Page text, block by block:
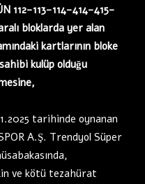
112-113-114-414-415-
bloklarda yer alan
kartlarının bloke
kulüp olduğu
tarihinde oynanan
A.Ş. Trendyol Süper
ve kötü tezahürat